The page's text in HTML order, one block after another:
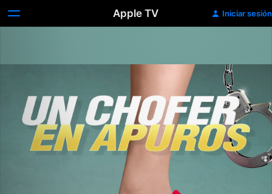
Apple TV Iniciar sesión